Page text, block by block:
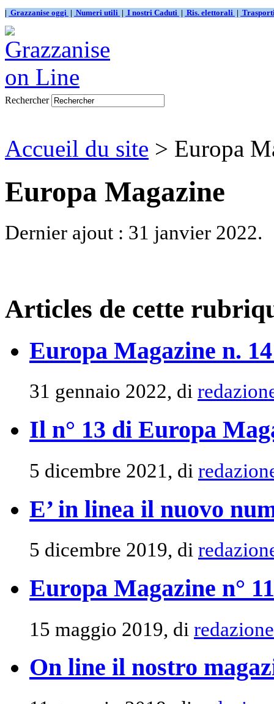
| Grazzanise oggi | Numeri utili | I nostri Caduti | Ris. elettorali |
Rechercher
Accueil du site > Europa
Europa Magazine
Dernier ajout : 31 janvier 2022.
Articles de cette
Europa Magazine n.
31 gennaio 2022, di
Il n° 13 di Europa
5 dicembre 2021, di
E’ in linea il nuovo
5 dicembre 2019, di
Europa Magazine n°
15 maggio 2019, di redazione
On line il nostro